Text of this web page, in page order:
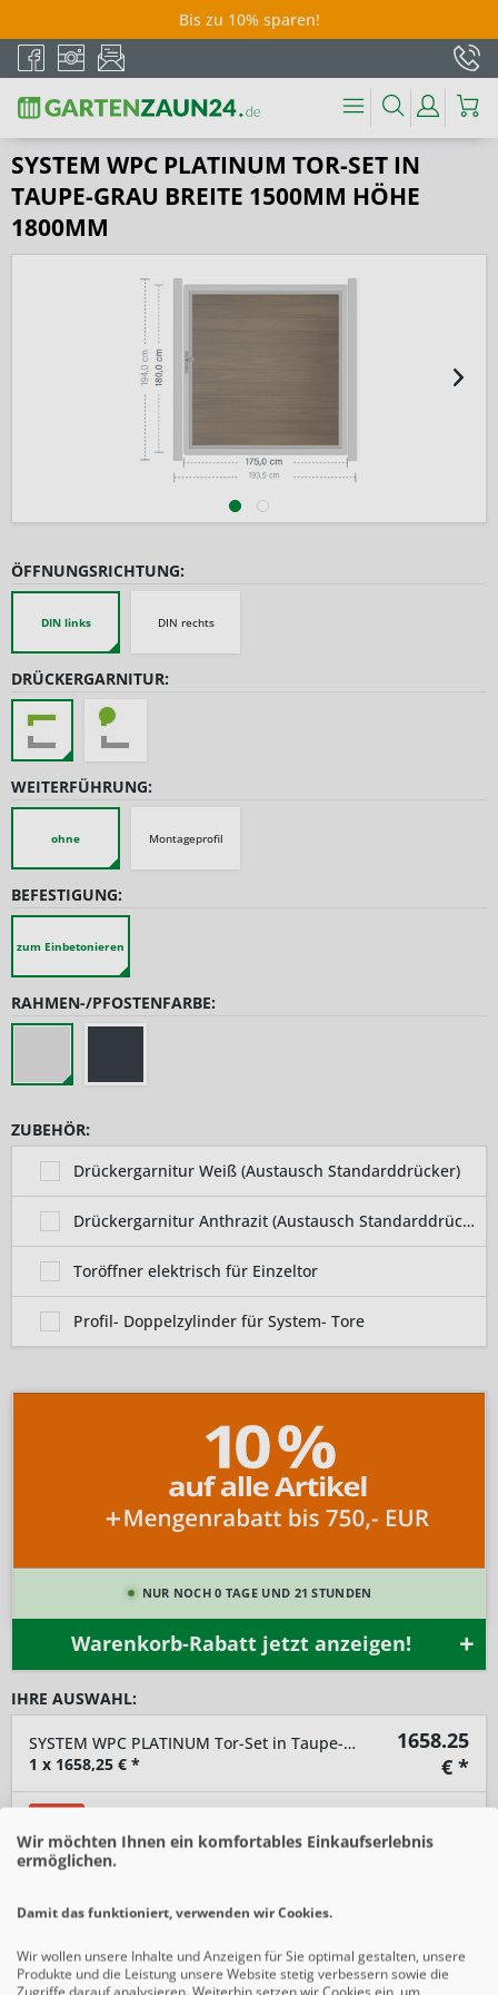
Bis zu 10% sparen!
SYSTEM WPC PLATINUM TOR-SET IN
TAUPE-GRAU BREITE 1500MM HÖHE
1800MM
ÖFFNUNGSRICHTUNG:
DIN links DIN rechts
DRÜCKERGARNITUR:
WEITERFÜHRUNG:
ohne Montageprofil
BEFESTIGUNG:
zum Einbetonieren
RAHMEN-/PFOSTENFARBE:
ZUBEHÖR:
Drückergarnitur Weiß (Austausch Standarddrücker)
Drückergarnitur Anthrazit (Austausch Standarddrücker)
Toröffner elektrisch für Einzeltor
Profil- Doppelzylinder für System- Tore
NUR NOCH 0 TAGE UND 21 STUNDEN
Warenkorb-Rabatt jetzt anzeigen!
IHRE AUSWAHL:
SYSTEM WPC PLATINUM Tor-Set in Taupe-Grau Breite 1500mm Höhe 1800mm
1 x 1658,25 € *
1658.25
€ *
Preise inkl. gesetzlicher MwSt.zzgl. Versandkosten
Wir möchten Ihnen ein komfortables Einkaufserlebnis
ermöglichen.
Damit das funktioniert, verwenden wir Cookies.
Wir wollen unsere Inhalte und Anzeigen für Sie optimal gestalten, unsere
Produkte und die Leistung unsere Website stetig verbessern sowie die
Zugriffe darauf analysieren. Weiterhin setzen wir Cookies ein, um